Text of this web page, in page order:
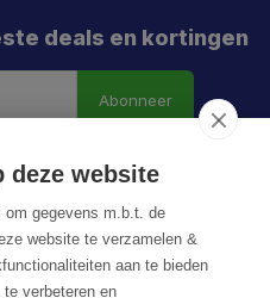
deals en kortingen
Abonneer
deze website
gegevens m.b.t. de
website te verzamelen &
aan te bieden
verbeteren en
actie, aanbieding
direct €5 korting!